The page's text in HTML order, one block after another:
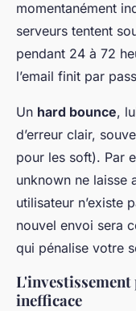
momentanément
serveurs tentent
pendant 24 à 72
l’email finit par
Un hard bounce,
d’erreur clair,
pour les soft). Par
unknown ne laisse
utilisateur n’existe
nouvel envoi sera
qui pénalise votre
inefficace